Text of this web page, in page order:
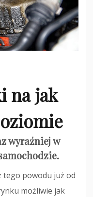
na jak
wyraźniej w
tego powodu już od
możliwie jak